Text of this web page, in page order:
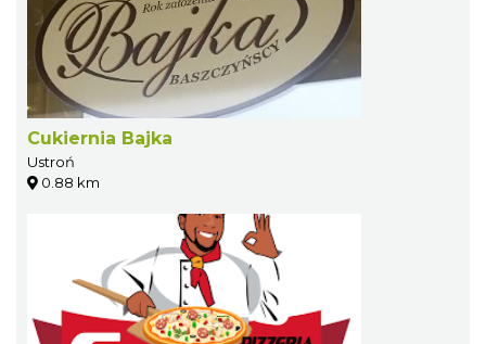
Cukiernia Bajka
Ustroń
0.88 km